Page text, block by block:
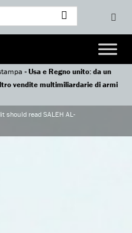
»Usa e Regno unito: da un
vendite multimiliardarie di armi
should read SALEH AL-